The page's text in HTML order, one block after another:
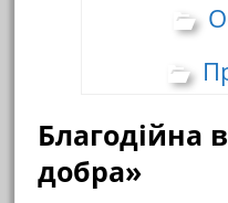
Благодійна
добра»